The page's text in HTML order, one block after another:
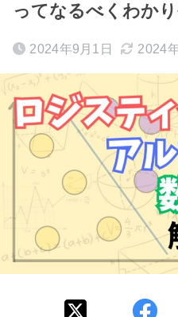
ってなるべくわか
2024年9月1日 2024